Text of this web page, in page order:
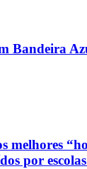
Bandeira
melhores
por